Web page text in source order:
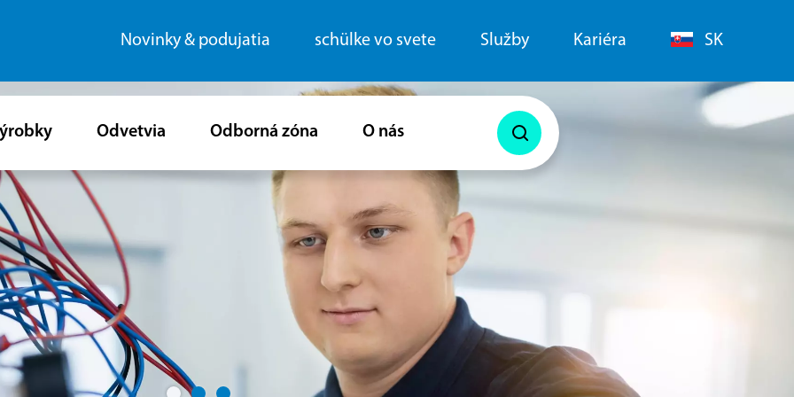
Novinky & podujatia schülke vo svete Služby Kariéra SK
Odvetvia Odborná zóna O nás